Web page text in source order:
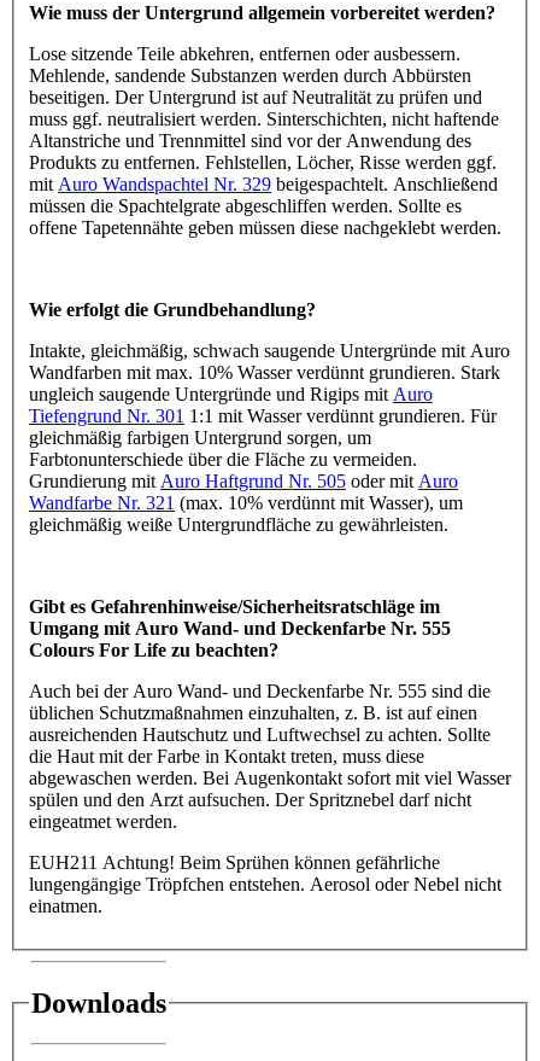
Wie muss der Untergrund allgemein vorbereitet werden?
Lose sitzende Teile abkehren, entfernen oder ausbessern.
Mehlende, sandende Substanzen werden durch Abbürsten
beseitigen. Der Untergrund ist auf Neutralität zu prüfen und
muss ggf. neutralisiert werden. Sinterschichten, nicht haftende
Altanstriche und Trennmittel sind vor der Anwendung des
Produkts zu entfernen. Fehlstellen, Löcher, Risse werden ggf.
mit Auro Wandspachtel Nr. 329 beigespachtelt. Anschließend
müssen die Spachtelgrate abgeschliffen werden. Sollte es
offene Tapetennähte geben müssen diese nachgeklebt werden.
Wie erfolgt die Grundbehandlung?
Intakte, gleichmäßig, schwach saugende Untergründe mit Auro
Wandfarben mit max. 10% Wasser verdünnt grundieren. Stark
ungleich saugende Untergründe und Rigips mit Auro
Tiefengrund Nr. 301 1:1 mit Wasser verdünnt grundieren. Für
gleichmäßig farbigen Untergrund sorgen, um
Farbtonunterschiede über die Fläche zu vermeiden.
Grundierung mit Auro Haftgrund Nr. 505 oder mit Auro
Wandfarbe Nr. 321 (max. 10% verdünnt mit Wasser), um
gleichmäßig weiße Untergrundfläche zu gewährleisten.
Gibt es Gefahrenhinweise/Sicherheitsratschläge im
Umgang mit Auro Wand- und Deckenfarbe Nr. 555
Colours For Life zu beachten?
Auch bei der Auro Wand- und Deckenfarbe Nr. 555 sind die
üblichen Schutzmaßnahmen einzuhalten, z. B. ist auf einen
ausreichenden Hautschutz und Luftwechsel zu achten. Sollte
die Haut mit der Farbe in Kontakt treten, muss diese
abgewaschen werden. Bei Augenkontakt sofort mit viel Wasser
spülen und den Arzt aufsuchen. Der Spritznebel darf nicht
eingeatmet werden.
EUH211 Achtung! Beim Sprühen können gefährliche
lungengängige Tröpfchen entstehen. Aerosol oder Nebel nicht
einatmen.
Downloads